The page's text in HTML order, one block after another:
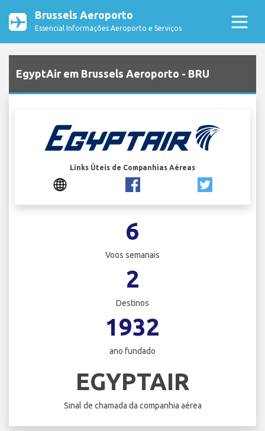
Brussels Aeroporto
Essencial Informações Aeroporto e Serviços
EgyptAir em Brussels Aeroporto - BRU
Links Úteis de Companhias Aéreas
6
Voos semanais
2
Destinos
1932
ano fundado
EGYPTAIR
Sinal de chamada da companhia aérea